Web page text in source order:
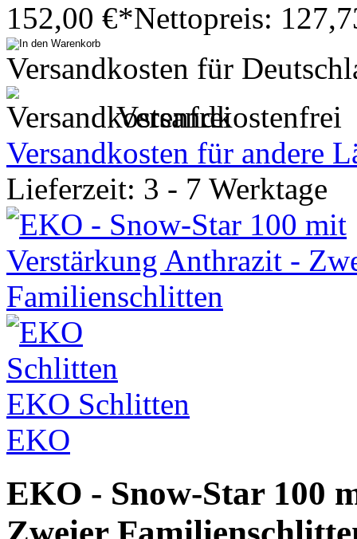
152,00 €*Nettopreis:
Versandkosten für
Versandkostenfrei
Versandkosten für andere
Lieferzeit: 3 - 7 Werktage
EKO Schlitten
EKO
EKO - Snow-Star 100